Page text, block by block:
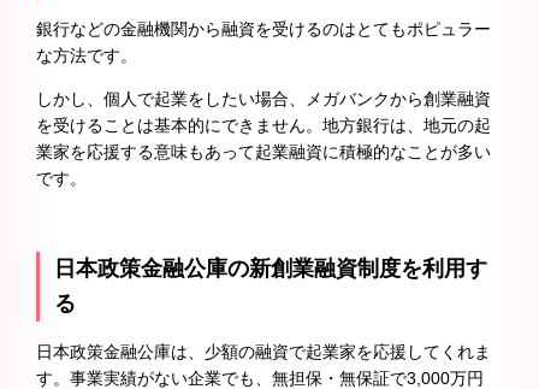
銀行などの金融機関から融資を受けるのはとてもポピュラー
な方法です。
しかし、個人で起業をしたい場合、メガバンクから創業融資
を受けることは基本的にできません。地方銀行は、地元の起
業家を応援する意味もあって起業融資に積極的なことが多い
です。
日本政策金融公庫の新創業融資制度を利用す
る
日本政策金融公庫は、少額の融資で起業家を応援してくれま
す。事業実績がない企業でも、無担保・無保証で3,000万円